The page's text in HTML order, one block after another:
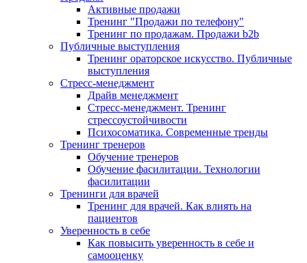
Активные продажи
Тренинг "Продажи по телефону"
Тренинг по продажам. Продажи b2b
Публичные выступления
Тренинг ораторское искусство. Публичные
выступления
Стресс-менеджмент
Драйв менеджмент
Стресс-менеджмент. Тренинг
стрессоустойчивости
Психосоматика. Современные тренды
Тренинг тренеров
Обучение тренеров
Обучение фасилитации. Технологии
фасилитации
Тренинги для врачей
Тренинг для врачей. Как влиять на
пациентов
Уверенность в себе
Как повысить уверенность в себе и
самооценку